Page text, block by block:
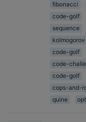
fibonacci
code-golf
sequence
code-golf
code-
code-golf
cops-and-
quine